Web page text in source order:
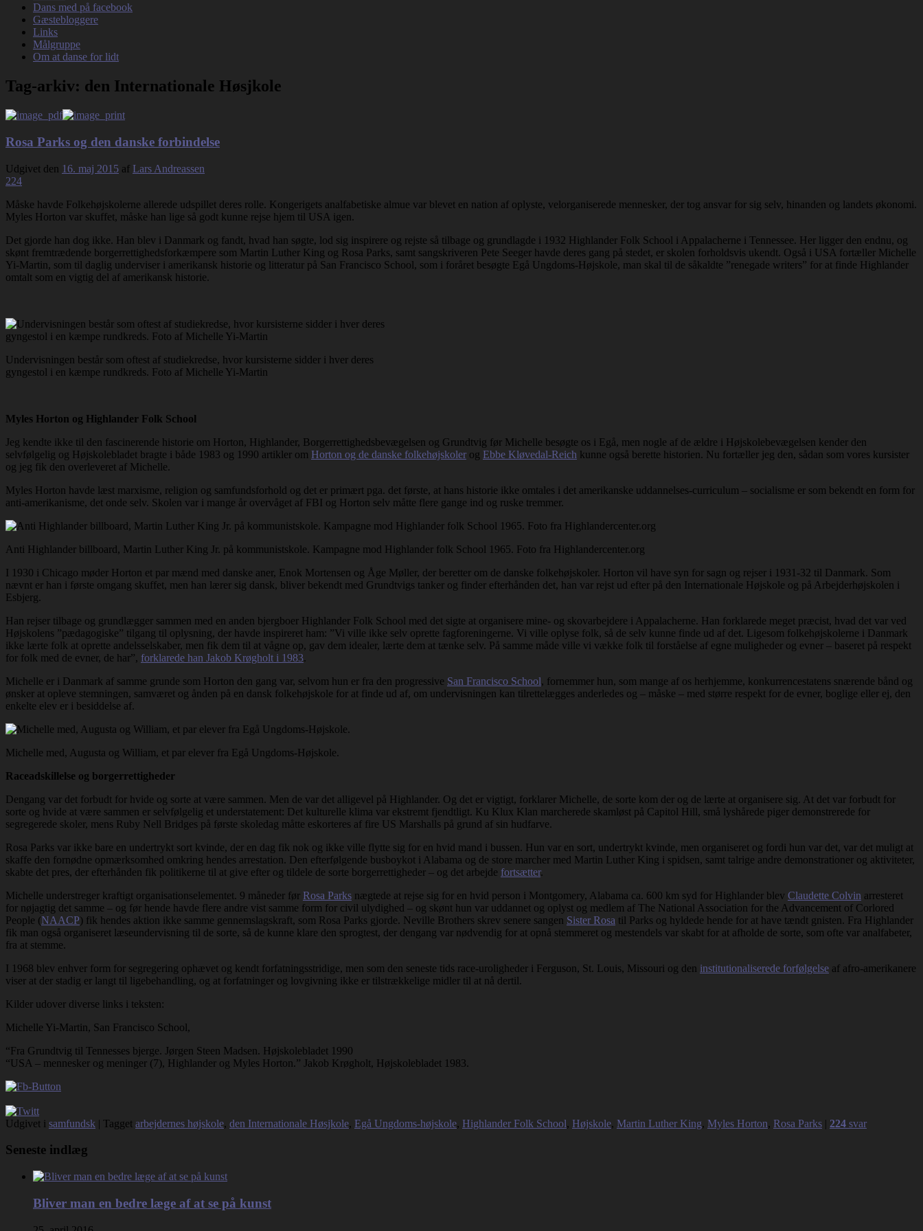
Dans med på facebook
Gæstebloggere
Links
Målgruppe
Om at danse for lidt
Tag-arkiv: den Internationale Høsjkole
Rosa Parks og den danske forbindelse
Udgivet den 16. maj 2015 af Lars Andreassen
224
Måske havde Folkehøjskolerne allerede udspillet deres rolle. Kongerigets analfabetiske almue var blevet en nation af oplyste, velorganiserede mennesker, der tog ansvar for sig selv, hinanden og landets økonomi.
Myles Horton var skuffet, måske han lige så godt kunne rejse hjem til USA igen.
Det gjorde han dog ikke. Han blev i Danmark og fandt, hvad han søgte, lod sig inspirere og rejste så tilbage og grundlagde i 1932 Highlander Folk School i Appalacherne i Tennessee. Her ligger den endnu, og
skønt fremtrædende borgerrettighedsforkæmpere som Martin Luther King og Rosa Parks, samt sangskriveren Pete Seeger havde deres gang på stedet, er skolen forholdsvis ukendt. Også i USA fortæller Michelle
Yi-Martin, som til daglig underviser i amerikansk historie og litteratur på San Francisco School, som i foråret besøgte Egå Ungdoms-Højskole, man skal til de såkaldte ”renegade writers” for at finde Highlander
omtalt som en vigtig del af amerikansk historie.
Undervisningen består som oftest af studiekredse, hvor kursisterne sidder i hver deres
gyngestol i en kæmpe rundkreds. Foto af Michelle Yi-Martin
Myles Horton og Highlander Folk School
Jeg kendte ikke til den fascinerende historie om Horton, Highlander, Borgerrettighedsbevægelsen og Grundtvig før Michelle besøgte os i Egå, men nogle af de ældre i Højskolebevægelsen kender den
selvfølgelig og Højskolebladet bragte i både 1983 og 1990 artikler om Horton og de danske folkehøjskoler og Ebbe Kløvedal-Reich kunne også berette historien. Nu fortæller jeg den, sådan som vores kursister
og jeg fik den overleveret af Michelle.
Myles Horton havde læst marxisme, religion og samfundsforhold og det er primært pga. det første, at hans historie ikke omtales i det amerikanske uddannelses-curriculum – socialisme er som bekendt en form for
anti-amerikanisme, det onde selv. Skolen var i mange år overvåget af FBI og Horton selv måtte flere gange ind og ruske tremmer.
Anti Highlander billboard, Martin Luther King Jr. på kommunistskole. Kampagne mod Highlander folk School 1965. Foto fra Highlandercenter.org
I 1930 i Chicago møder Horton et par mænd med danske aner, Enok Mortensen og Åge Møller, der beretter om de danske folkehøjskoler. Horton vil have syn for sagn og rejser i 1931-32 til Danmark. Som
nævnt er han i første omgang skuffet, men han lærer sig dansk, bliver bekendt med Grundtvigs tanker og finder efterhånden det, han var rejst ud efter på den Internationale Højskole og på Arbejderhøjskolen i
Esbjerg.
Han rejser tilbage og grundlægger sammen med en anden bjergboer Highlander Folk School med det sigte at organisere mine- og skovarbejdere i Appalacherne. Han forklarede meget præcist, hvad det var ved
Højskolens ”pædagogiske” tilgang til oplysning, der havde inspireret ham: ”Vi ville ikke selv oprette fagforeningerne. Vi ville oplyse folk, så de selv kunne finde ud af det. Ligesom folkehøjskolerne i Danmark
ikke lærte folk at oprette andelsselskaber, men fik dem til at vågne op, gav dem idealer, lærte dem at tænke selv. På samme måde ville vi vække folk til forståelse af egne muligheder og evner – baseret på respekt
for folk med de evner, de har”, forklarede han Jakob Krøgholt i 1983.
Michelle er i Danmark af samme grunde som Horton den gang var, selvom hun er fra den progressive San Francisco School, fornemmer hun, som mange af os herhjemme, konkurrencestatens snærende bånd og
ønsker at opleve stemningen, samværet og ånden på en dansk folkehøjskole for at finde ud af, om undervisningen kan tilrettelægges anderledes og – måske – med større respekt for de evner, boglige eller ej, den
enkelte elev er i besiddelse af.
Michelle med, Augusta og William, et par elever fra Egå Ungdoms-Højskole.
Raceadskillelse og borgerrettigheder
Dengang var det forbudt for hvide og sorte at være sammen. Men de var det alligevel på Highlander. Og det er vigtigt, forklarer Michelle, de sorte kom der og de lærte at organisere sig. At det var forbudt for
sorte og hvide at være sammen er selvfølgelig et understatement: Det kulturelle klima var ekstremt fjendtligt. Ku Klux Klan marcherede skamløst på Capitol Hill, små lyshårede piger demonstrerede for
segregerede skoler, mens Ruby Nell Bridges på første skoledag måtte eskorteres af fire US Marshalls på grund af sin hudfarve.
Rosa Parks var ikke bare en undertrykt sort kvinde, der en dag fik nok og ikke ville flytte sig for en hvid mand i bussen. Hun var en sort, undertrykt kvinde, men organiseret og fordi hun var det, var det muligt at
skaffe den fornødne opmærksomhed omkring hendes arrestation. Den efterfølgende busboykot i Alabama og de store marcher med Martin Luther King i spidsen, samt talrige andre demonstrationer og aktiviteter,
skabte det pres, der efterhånden fik politikerne til at give efter og tildele de sorte borgerrettigheder – og det arbejde fortsætter.
Michelle understreger kraftigt organisationselementet. 9 måneder før Rosa Parks nægtede at rejse sig for en hvid person i Montgomery, Alabama ca. 600 km syd for Highlander blev Claudette Colvin arresteret
for nøjagtig det samme – og før hende havde flere andre vist samme form for civil ulydighed – og skønt hun var uddannet og oplyst og medlem af The National Association for the Advancement of Corlored
People (NAACP) fik hendes aktion ikke samme gennemslagskraft, som Rosa Parks gjorde. Neville Brothers skrev senere sangen Sister Rosa til Parks og hyldede hende for at have tændt gnisten. Fra Highlander
fik man også organiseret læseundervisning til de sorte, så de kunne klare den sprogtest, der dengang var nødvendig for at opnå stemmeret og mestendels var skabt for at afholde de sorte, som ofte var analfabeter,
fra at stemme.
I 1968 blev enhver form for segregering ophævet og kendt forfatningsstridige, men som den seneste tids race-uroligheder i Ferguson, St. Louis, Missouri og den institutionaliserede forfølgelse af afro-amerikanere
viser at der stadig er langt til ligebehandling, og at forfatninger og lovgivning ikke er tilstrækkelige midler til at nå dertil.
Kilder udover diverse links i teksten:
Michelle Yi-Martin, San Francisco School,
“Fra Grundtvig til Tennesses bjerge. Jørgen Steen Madsen. Højskolebladet 1990
“USA – mennesker og meninger (7), Highlander og Myles Horton.” Jakob Krøgholt, Højskolebladet 1983.
Udgivet i samfundsk | Tagget arbejdernes højskole, den Internationale Høsjkole, Egå Ungdoms-højskole, Highlander Folk School, Højskole, Martin Luther King, Myles Horton, Rosa Parks | 224 svar
Seneste indlæg
Bliver man en bedre læge af at se på kunst